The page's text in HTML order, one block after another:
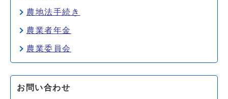
農地法手続き
農業者年金
農業委員会
お問い合わせ